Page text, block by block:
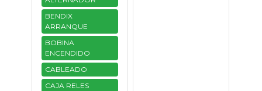
BENDIX
ARRANQUE
BOBINA
ENCENDIDO
CABLEADO
CAJA RELES